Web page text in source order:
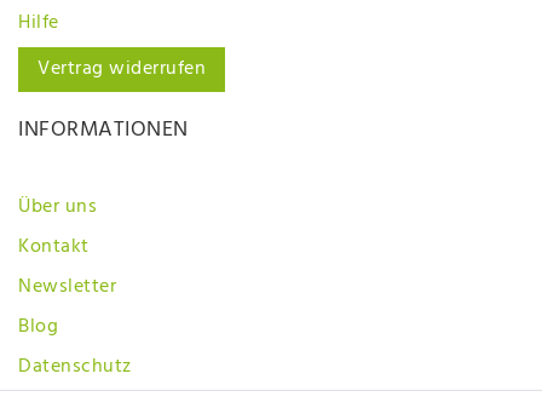
Hilfe
Vertrag widerrufen
INFORMATIONEN
Über uns
Kontakt
Newsletter
Blog
Datenschutz